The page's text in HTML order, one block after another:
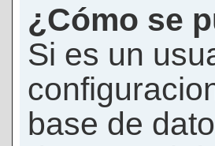
¿Cómo se
Si es un
base de